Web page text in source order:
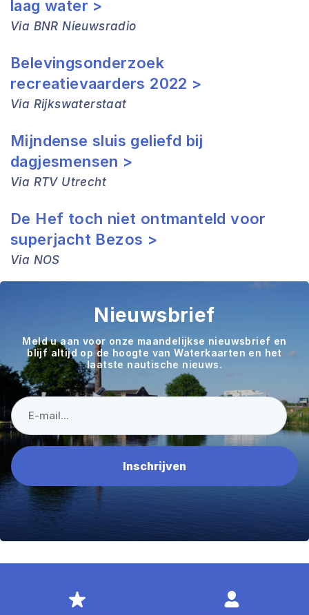
laag water >
Via BNR Nieuwsradio
Belevingsonderzoek
recreatievaarders 2022 >
Via Rijkswaterstaat
Mijndense sluis geliefd bij
dagjesmensen >
Via RTV Utrecht
De Hef toch niet ontmanteld voor
superjacht Bezos >
Via NOS
Nieuwsbrief
Meld u aan voor onze maandelijkse nieuwsbrief en
blijf altijd op de hoogte van Waterkaarten en het
laatste nautische nieuws.